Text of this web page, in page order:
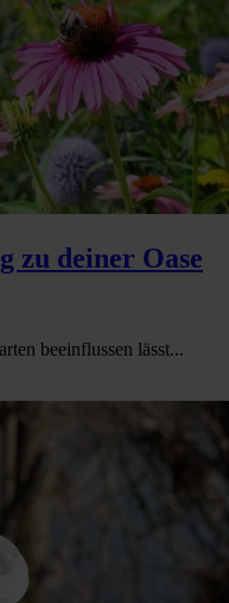
zu deiner Oase
beeinflussen lässt...